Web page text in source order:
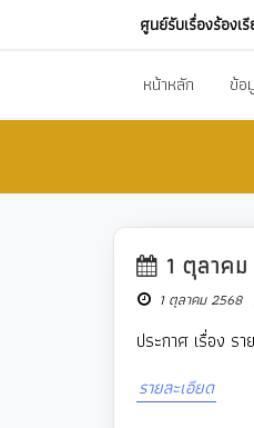
ศูนย์รับเรื่องร้องเ
หน้าหลัก ข้อ
1 ตุลาค
1 ตุลาคม 2568
ประกาศ เรื่อง
รายละเอียด